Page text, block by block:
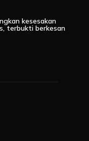
kesesakan
terbukti berkesan